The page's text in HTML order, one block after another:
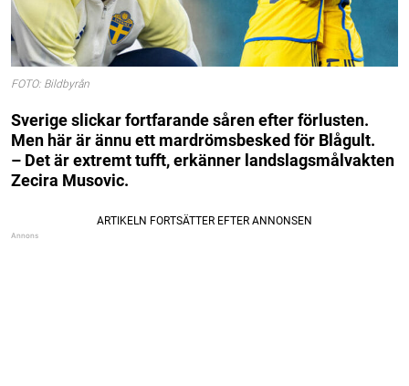
FOTO: Bildbyrån
Sverige slickar fortfarande såren efter förlusten.
Men här är ännu ett mardrömsbesked för Blågult.
– Det är extremt tufft, erkänner landslagsmålvakten
Zecira Musovic.